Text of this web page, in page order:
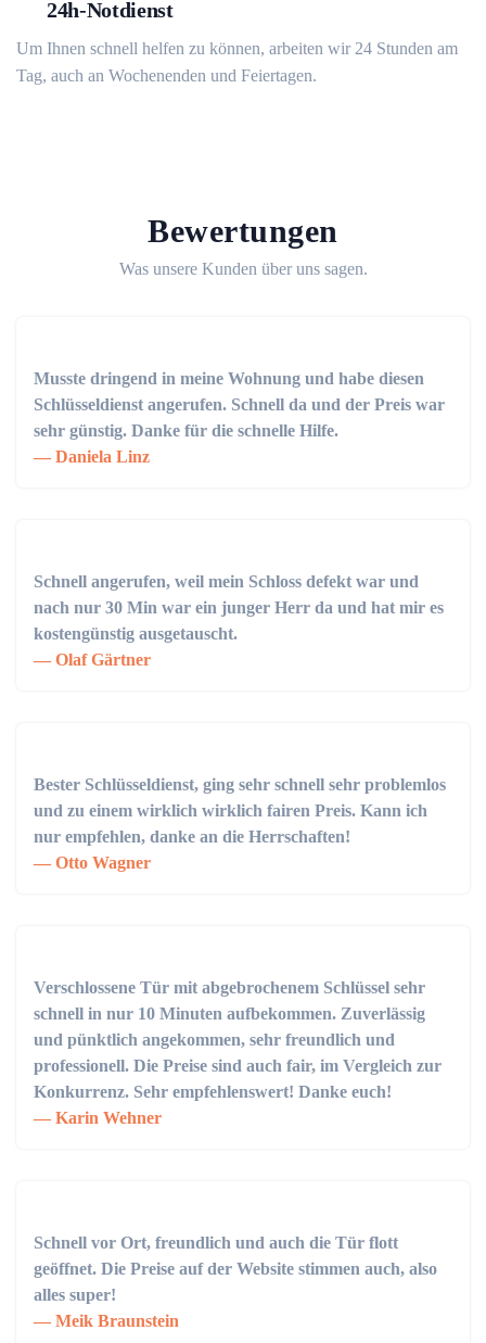
24h-Notdienst
Um Ihnen schnell helfen zu können, arbeiten wir 24 Stunden am
Tag, auch an Wochenenden und Feiertagen.
Bewertungen
Was unsere Kunden über uns sagen.
Musste dringend in meine Wohnung und habe diesen
Schlüsseldienst angerufen. Schnell da und der Preis war
sehr günstig. Danke für die schnelle Hilfe.
Daniela Linz
Schnell angerufen, weil mein Schloss defekt war und
nach nur 30 Min war ein junger Herr da und hat mir es
kostengünstig ausgetauscht.
Olaf Gärtner
Bester Schlüsseldienst, ging sehr schnell sehr problemlos
und zu einem wirklich wirklich fairen Preis. Kann ich
nur empfehlen, danke an die Herrschaften!
Otto Wagner
Verschlossene Tür mit abgebrochenem Schlüssel sehr
schnell in nur 10 Minuten aufbekommen. Zuverlässig
und pünktlich angekommen, sehr freundlich und
professionell. Die Preise sind auch fair, im Vergleich zur
Konkurrenz. Sehr empfehlenswert! Danke euch!
Karin Wehner
Schnell vor Ort, freundlich und auch die Tür flott
geöffnet. Die Preise auf der Website stimmen auch, also
alles super!
Meik Braunstein